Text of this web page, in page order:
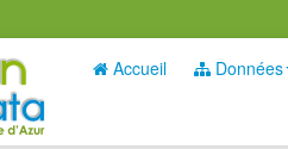
Accueil Données